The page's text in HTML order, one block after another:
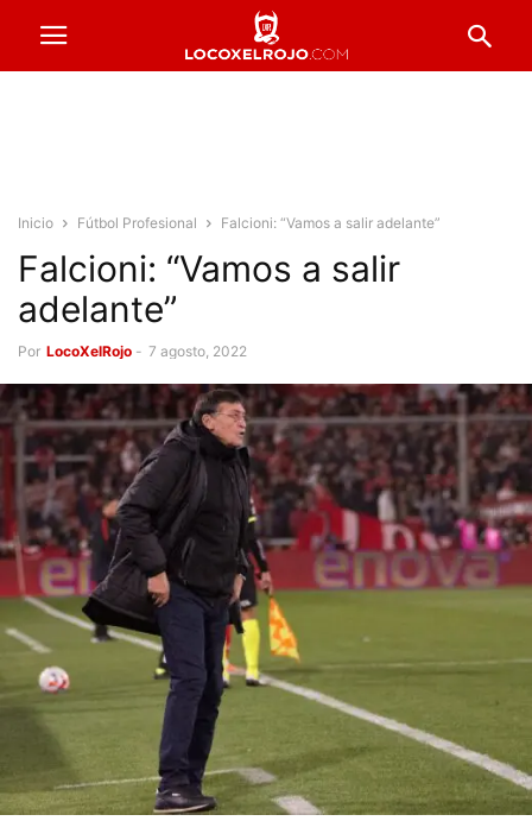
Inicio Fútbol Profesional Falcioni: “Vamos a salir adelante”
Falcioni: “Vamos a salir
adelante”
Por LocoXelRojo - 7 agosto, 2022